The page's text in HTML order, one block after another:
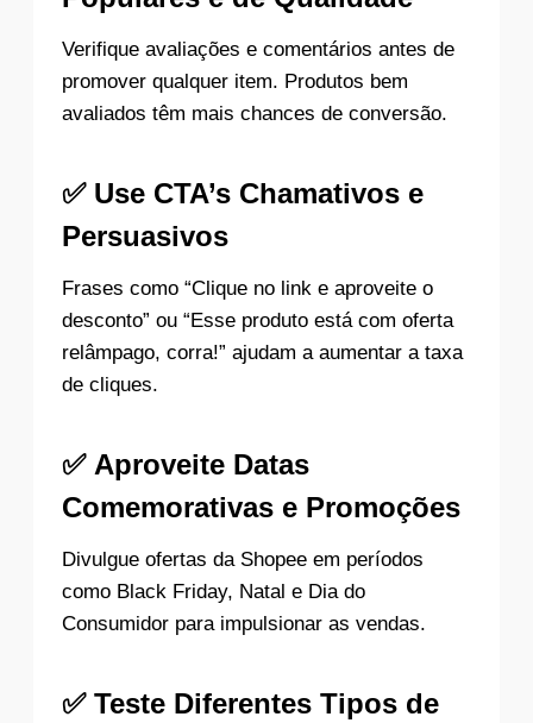
Verifique avaliações e comentários antes de
promover qualquer item. Produtos bem
avaliados têm mais chances de conversão.
✅ Use CTA’s Chamativos e
Persuasivos
Frases como “Clique no link e aproveite o
desconto” ou “Esse produto está com oferta
relâmpago, corra!” ajudam a aumentar a taxa
de cliques.
✅ Aproveite Datas
Comemorativas e Promoções
Divulgue ofertas da Shopee em períodos
como Black Friday, Natal e Dia do
Consumidor para impulsionar as vendas.
✅ Teste Diferentes Tipos de